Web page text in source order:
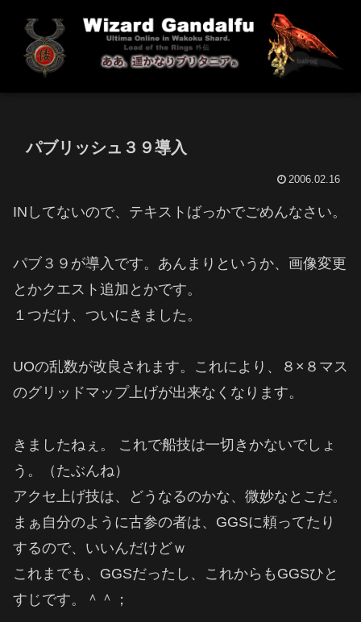
パブリッシュ３９導入
2006.02.16
INしてないので、テキストばっかでごめんなさい。
パブ３９が導入です。あんまりというか、画像変更
とかクエスト追加とかです。
１つだけ、ついにきました。
UOの乱数が改良されます。これにより、８×８マス
のグリッドマップ上げが出来なくなります。
きましたねぇ。 これで船技は一切きかないでしょ
う。（たぶんね）
アクセ上げ技は、どうなるのかな、微妙なとこだ。
まぁ自分のように古参の者は、GGSに頼ってたり
するので、いいんだけどｗ
これまでも、GGSだったし、これからもGGSひと
すじです。＾＾；